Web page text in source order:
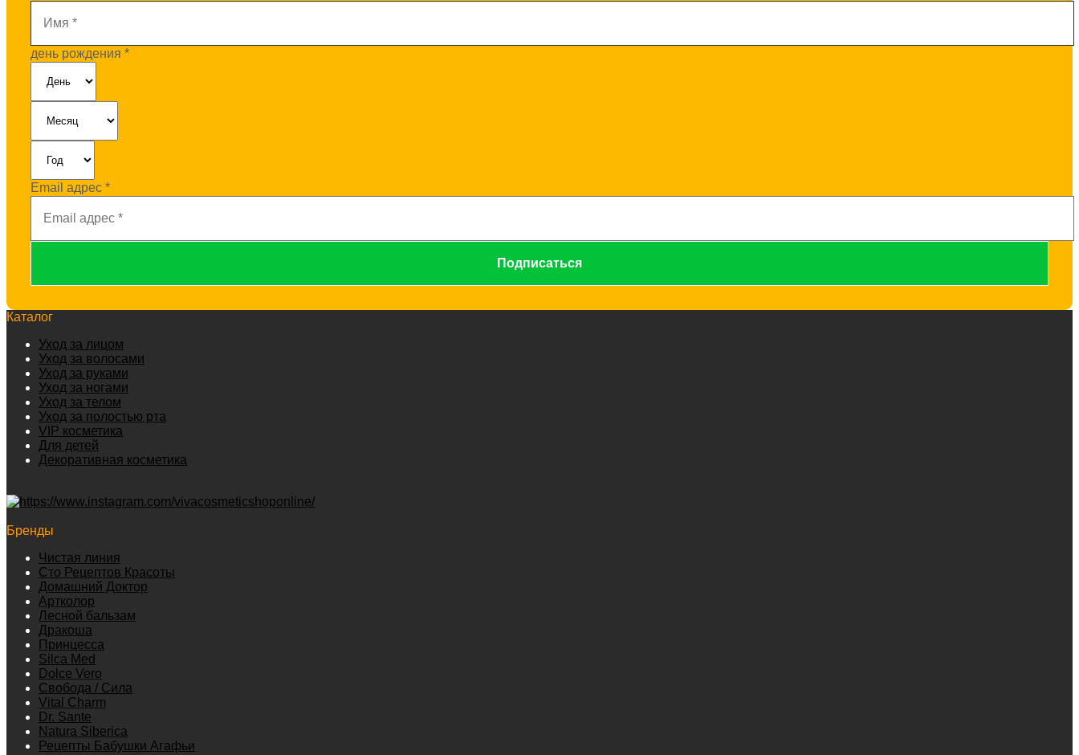
день рождения *
Email адрес *
Каталог
Уход за лицом
Уход за волосами
Уход за руками
Уход за ногами
Уход за телом
Уход за полостью рта
VIP косметика
Для детей
Декоративная косметика
Бренды
Чистая линия
Сто Рецептов Красоты
Домашний Доктор
Артколор
Лесной бальзам
Дракоша
Принцесса
Silca Med
Dolce Vero
Свобода / Сила
Vital Charm
Dr. Sante
Natura Siberica
Рецепты Бабушки Агафьи